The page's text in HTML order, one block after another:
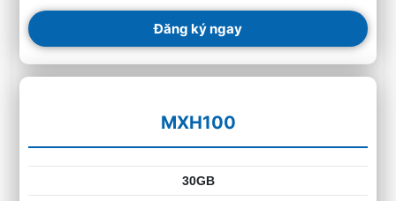
Đăng ký ngay
MXH100
30GB